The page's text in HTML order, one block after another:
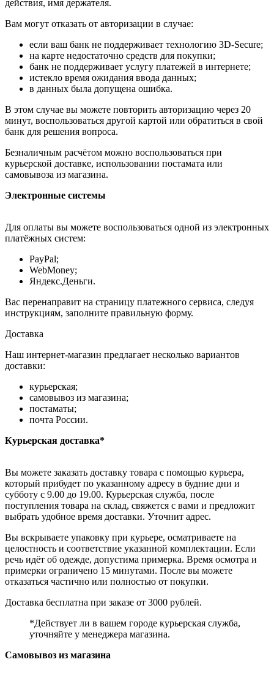
действия, имя держателя.
Вам могут отказать от авторизации в случае:
если ваш банк не поддерживает технологию 3D-Secure;
на карте недостаточно средств для покупки;
банк не поддерживает услугу платежей в интернете;
истекло время ожидания ввода данных;
в данных была допущена ошибка.
В этом случае вы можете повторить авторизацию через 20
минут, воспользоваться другой картой или обратиться в свой
банк для решения вопроса.
Безналичным расчётом можно воспользоваться при
курьерской доставке, использовании постамата или
самовывоза из магазина.
Электронные системы
Для оплаты вы можете воспользоваться одной из электронных
платёжных систем:
PayPal;
WebMoney;
Яндекс.Деньги.
Вас перенаправит на страницу платежного сервиса, следуя
инструкциям, заполните правильную форму.
Доставка
Наш интернет-магазин предлагает несколько вариантов
доставки:
курьерская;
самовывоз из магазина;
постаматы;
почта России.
Курьерская доставка*
Вы можете заказать доставку товара с помощью курьера,
который прибудет по указанному адресу в будние дни и
субботу с 9.00 до 19.00. Курьерская служба, после
поступления товара на склад, свяжется с вами и предложит
выбрать удобное время доставки. Уточнит адрес.
Вы вскрываете упаковку при курьере, осматриваете на
целостность и соответствие указанной комплектации. Если
речь идёт об одежде, допустима примерка. Время осмотра и
примерки ограничено 15 минутами. После вы можете
отказаться частично или полностью от покупки.
Доставка бесплатна при заказе от 3000 рублей.
*Действует ли в вашем городе курьерская служба,
уточняйте у менеджера магазина.
Самовывоз из магазина